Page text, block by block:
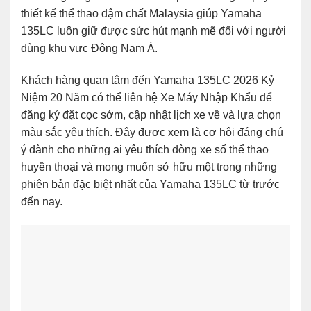
thiết kế thể thao đậm chất Malaysia giúp Yamaha
135LC luôn giữ được sức hút mạnh mẽ đối với người
dùng khu vực Đông Nam Á.
Khách hàng quan tâm đến Yamaha 135LC 2026 Kỷ
Niệm 20 Năm có thể liên hệ Xe Máy Nhập Khẩu để
đăng ký đặt cọc sớm, cập nhật lịch xe về và lựa chọn
màu sắc yêu thích. Đây được xem là cơ hội đáng chú
ý dành cho những ai yêu thích dòng xe số thể thao
huyền thoại và mong muốn sở hữu một trong những
phiên bản đặc biệt nhất của Yamaha 135LC từ trước
đến nay.